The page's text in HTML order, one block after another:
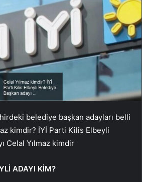
belediye başkan adayları belli
kimdir? İYİ Parti Kilis Elbeyli
Celal Yılmaz kimdir
ADAYI KİM?